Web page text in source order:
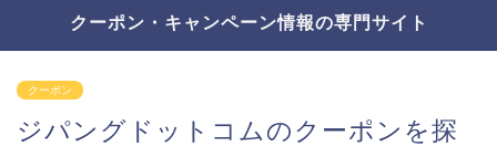
クーポン・キャンペーン情報の専門サイト
クーポン
ジパングドットコムのクーポンを探